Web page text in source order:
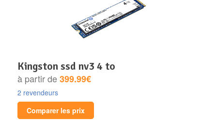
kingston ssd nv3 4 to
à partir de399.99€
2 revendeurs
Comparer les prix